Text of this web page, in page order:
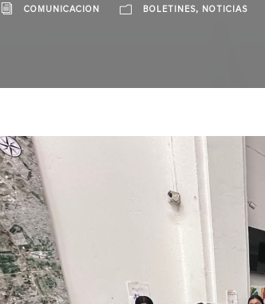
COMUNICACION BOLETINES, NOTICIAS